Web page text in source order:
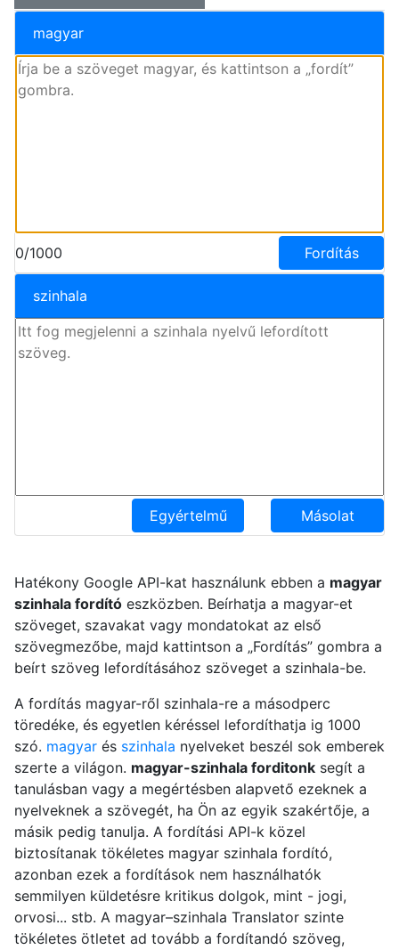
magyar
0/1000 Fordítás
szinhala
Egyértelmű Másolat
Hatékony Google API-kat használunk ebben a magyar
szinhala fordítóeszközben. Beírhatja a magyar-et
szöveget, szavakat vagy mondatokat az első
szövegmezőbe, majd kattintson a „Fordítás” gombra a
beírt szöveg lefordításához szöveget a szinhala-be.
A fordítás magyar-ről szinhala-re a másodperc
töredéke, és egyetlen kéréssel lefordíthatja ig 1000
szó. magyarés szinhala nyelveket beszél sok emberek
szerte a világon. magyar-szinhala forditonksegít a
tanulásban vagy a megértésben alapvető ezeknek a
nyelveknek a szövegét, ha Ön az egyik szakértője, a
másik pedig tanulja. A fordítási API-k közel
biztosítanak tökéletes magyar szinhala fordító,
azonban ezek a fordítások nem használhatók
semmilyen küldetésre kritikus dolgok, mint - jogi,
orvosi... stb. A magyar–szinhala Translator szinte
tökéletes ötletet ad tovább a fordítandó szöveg,